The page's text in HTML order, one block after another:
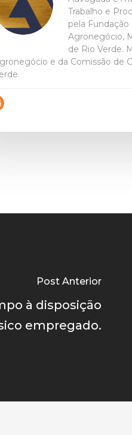
Trabalho e
pela
Agronegócio,
de Rio Verde.
e da Comissão de
Post Anterior
à disposição
empregado.